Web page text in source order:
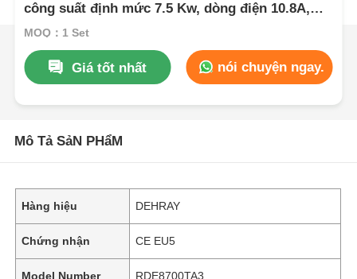
công suất định mức 7.5 Kw, dòng điện 10.8A,
nguồn điện nhỏ gọn cho nhiều ngành công
MOQ：1 Set
Giá tốt nhất nói chuyện ngay.
Mô Tả SảN PHẩM
Hàng hiệu DEHRAY
Chứng nhận CE EU5
Model Number RDE8700TA3